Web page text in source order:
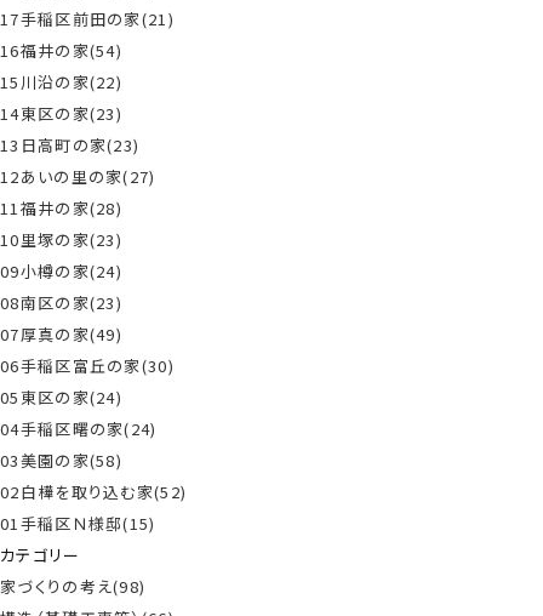
17手稲区前田の家(21)
16福井の家(54)
15川沿の家(22)
14東区の家(23)
13日高町の家(23)
12あいの里の家(27)
11福井の家(28)
10里塚の家(23)
09小樽の家(24)
08南区の家(23)
07厚真の家(49)
06手稲区富丘の家(30)
05東区の家(24)
04手稲区曙の家(24)
03美園の家(58)
02白樺を取り込む家(52)
01手稲区Ｎ様邸(15)
カテゴリー
家づくりの考え(98)